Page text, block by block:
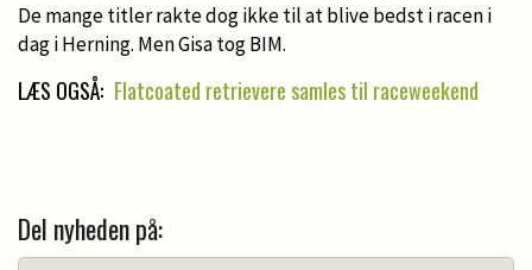
De mange titler rakte dog ikke til at blive bedst i racen i
dag i Herning. Men Gisa tog BIM.
LÆS OGSÅ: Flatcoated retrievere samles til raceweekend
Del nyheden på: